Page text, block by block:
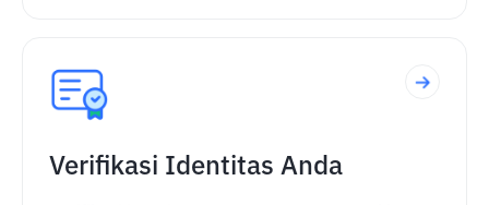
Verifikasi Identitas Anda